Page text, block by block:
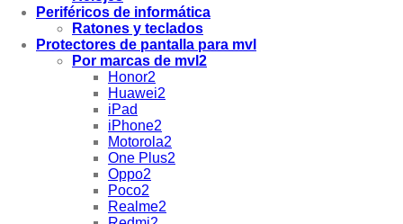
Periféricos de informática
Ratones y teclados
Protectores de pantalla para mvl
Por marcas de mvl2
Honor2
Huawei2
iPad
iPhone2
Motorola2
One Plus2
Oppo2
Poco2
Realme2